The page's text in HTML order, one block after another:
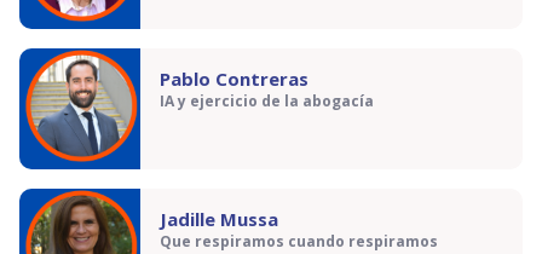
Pablo Contreras
IA y ejercicio de la abogacía
Jadille Mussa
Que respiramos cuando respiramos